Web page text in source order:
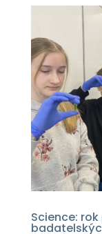
Science: